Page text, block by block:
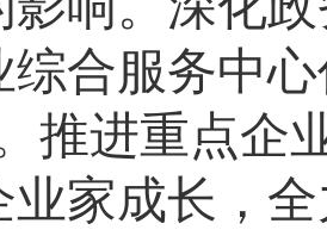
综合服务中
推进重点企
业家成长，